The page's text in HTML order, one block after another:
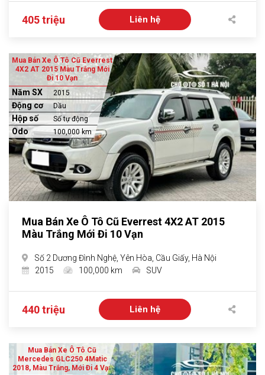
405 triệu Liên hệ
Mua Bán Xe Ô Tô Cũ Everrest
4X2 AT 2015 Màu Trắng Mới
Đi 10 Vạn
Năm SX 2015
Động cơ Dầu
Hộp số Số tự động
Odo 100,000 km
Mua Bán Xe Ô Tô Cũ Everrest 4X2 AT 2015
Màu Trắng Mới Đi 10 Vạn
Số 2 Dương Đình Nghệ, Yên Hòa, Cầu Giấy, Hà Nội
2015
100,000 km SUV
440 triệu Liên hệ
Mua Bán Xe Ô Tô Cũ
Mercedes GLC250 4Matic
2018, Màu Trắng, Mới Đi 4 Vạn